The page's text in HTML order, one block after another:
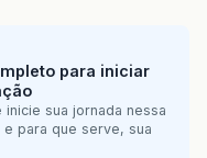
para iniciar
sua jornada nessa
para que serve, sua